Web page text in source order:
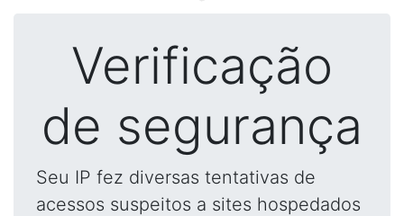
Verificação
de segurança
Seu IP fez diversas tentativas de
acessos suspeitos a sites hospedados